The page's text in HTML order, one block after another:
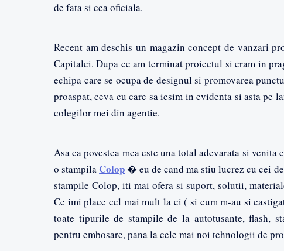
de fata si cea oficiala.
Recent am deschis un magazin concept de vanzari
Capitalei. Dupa ce am terminat proiectul si eram in
echipa care se ocupa de designul si promovarea
proaspat, ceva cu care sa iesim in evidenta si asta pe
colegilor mei din agentie.
Asa ca povestea mea este una total adevarata si
o stampila Colop � eu de cand ma stiu lucrez cu cei
stampile Colop, iti mai ofera si suport, solutii,
Ce imi place cel mai mult la ei ( si cum m-au si
toate tipurile de stampile de la autotusante, flash,
pentru embosare, pana la cele mai noi tehnologii de